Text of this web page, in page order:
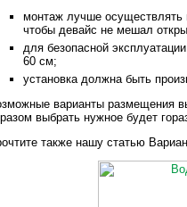
монтаж лучше осуществлять
чтобы девайс не мешал
для безопасной
60 см;
установка должна быть
варианты размещения
выбрать нужное будет
также нашу статью